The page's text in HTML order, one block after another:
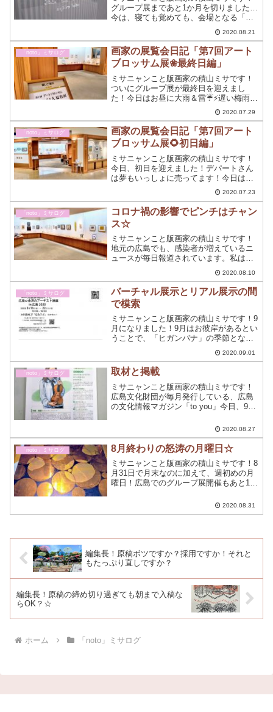
グループ展まであと1か月を切りました…
今は、寝ても覚めても、会場となる「虹
色ラボ」のことを考えている。もうずっ
と「虹色ラボ」での展示のことが頭を離
れません。この感覚って、非常に恋愛に
似ている！
2020.08.21
「noto」ミサログ
画家の展覧会日記「第7回アート
ブロッサム展❀最終日編」
ミサニャンこと版画家の積山ミサです！
ついにグループ展が最終日を迎えまし
た！今日はお昼に大雨＆雷☔⚡遅い梅雨明
けになりますかね～雨が降るとデパート
さんのご来店者数は少なくなる傾向にあ
りますが今日は、来るわ～来るわ～の最
終日☆
2020.07.29
「noto」ミサログ
画家の展覧会日記「第7回アート
ブロッサム展🌻初日編」
ミサニャンこと版画家の積山ミサです！
今日、初日を迎えました！デパートさん
は夢もいっしょに売ってます！今日は、
福屋広島駅前店6階ギャラリークリエイト
での初日でした。ギャラリーでの今日の1
日をちょっと書いてみようと思う。
2020.07.23
「noto」ミサログ
コロナ禍の影響でピンチはチャン
ス☆
ミサニャンこと版画家の積山ミサです！
地元の広島でも、感染者が増えているニ
ュースが毎日報道されています。私は、
現在は引きこもってアトリエで展覧会の
準備をしています。9月のグループ展の事
務仕事をサクサクこなしているところで
す。
2020.08.10
「noto」ミサログ
バーチャル展示とリアル展示の間
で模索
ミサニャンこと版画家の積山ミサです！9
月になりました！9月はお彼岸があるとい
うことで、「ヒガンバナ」の季節となり
ます。お花が1週間しか咲かないのでヒガ
ンバナのデッサンを描くのに忙しいはず
なのですが、もっと描かねば☆
2020.09.01
「noto」ミサログ 取材と掲載
ミサニャンこと版画家の積山ミサです！
広島文化財団が毎月発行している、広島
の文化情報マガジン「to you」今日、9月
ック☆グループ展の記事が無事に掲載さ
れていました～！
2020.08.27
「noto」ミサログ 8月終わりの怒涛の月曜日☆
ミサニャンこと版画家の積山ミサです！8
月31日で月末なのに加えて、週初めの月
曜日！広島でのグループ展開催もあと19
2020.08.31
編集長！原稿ボツですか？採用ですか！それと
もたっぷり直しですか？
編集長！原稿の締め切り過ぎても朝まで入稿な
らOK？☆
ホーム 「noto」ミサログ